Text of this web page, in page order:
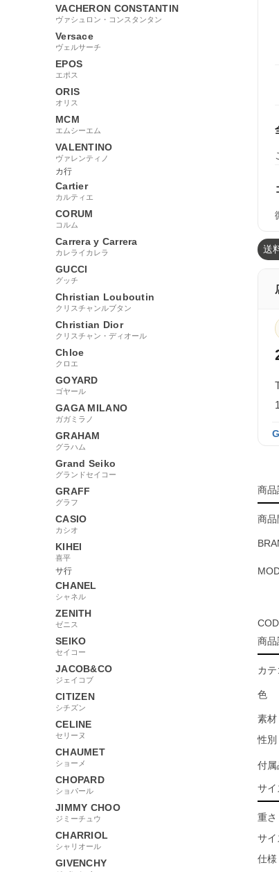
VACHERON CONSTANTIN
ヴァシュロン・コンスタンタン
Versace
ヴェルサーチ
EPOS
エポス
ORIS
オリス
MCM
エムシーエム
VALENTINO
ヴァレンティノ
カ行
Cartier
カルティエ
CORUM
コルム
Carrera y Carrera
カレライカレラ
GUCCI
グッチ
Christian Louboutin
クリスチャンルブタン
Christian Dior
クリスチャン・ディオール
Chloe
クロエ
GOYARD
ゴヤール
GAGA MILANO
ガガミラノ
GRAHAM
グラハム
Grand Seiko
グランドセイコー
GRAFF
グラフ
CASIO
カシオ
KIHEI
喜平
サ行
CHANEL
シャネル
ZENITH
ゼニス
SEIKO
セイコー
JACOB&CO
ジェイコブ
CITIZEN
シチズン
CELINE
セリーヌ
CHAUMET
ショーメ
CHOPARD
ショパール
JIMMY CHOO
ジミーチュウ
CHARRIOL
シャリオール
GIVENCHY
送
商品
商品
商品
カ
色
素材
性別
付属
サイ
重さ
サイ
仕様